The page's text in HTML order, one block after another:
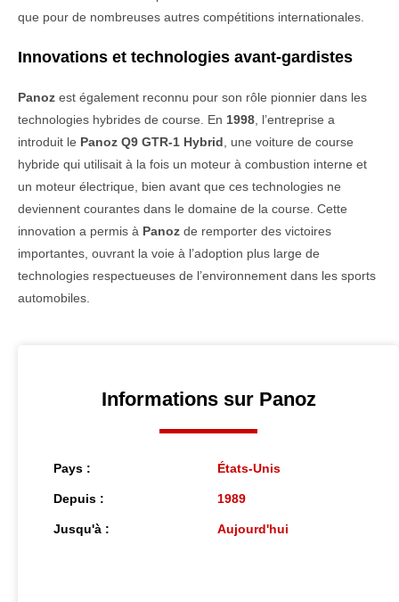
que pour de nombreuses autres compétitions internationales.
Innovations et technologies avant-gardistes
Panoz est également reconnu pour son rôle pionnier dans les
technologies hybrides de course. En 1998, l’entreprise a
introduit le Panoz Q9 GTR-1 Hybrid, une voiture de course
hybride qui utilisait à la fois un moteur à combustion interne et
un moteur électrique, bien avant que ces technologies ne
deviennent courantes dans le domaine de la course. Cette
innovation a permis à Panoz de remporter des victoires
importantes, ouvrant la voie à l’adoption plus large de
technologies respectueuses de l’environnement dans les sports
automobiles.
Informations sur Panoz
Pays : États-Unis
Depuis : 1989
Jusqu'à : Aujourd'hui